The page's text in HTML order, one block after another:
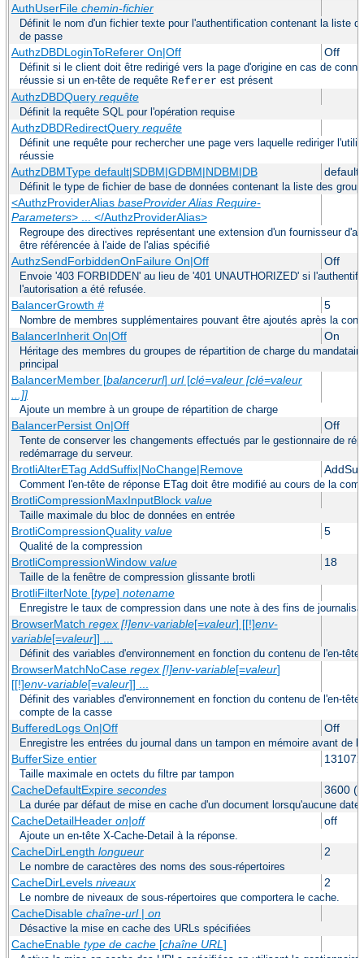
AuthUserFile chemin-fichier
Définit le nom d'un fichier texte pour l'authentification contenant la liste
de passe
AuthzDBDLoginToReferer On|Off Off
Définit si le client doit être redirigé vers la page d'origine en cas de
réussie si un en-tête de requête Referer est présent
AuthzDBDQuery requête
Définit la requête SQL pour l'opération requise
AuthzDBDRedirectQuery requête
Définit une requête pour rechercher une page vers laquelle rediriger
réussie
AuthzDBMType default|SDBM|GDBM|NDBM|DB default
Définit le type de fichier de base de données contenant la liste des
<AuthzProviderAlias baseProvider Alias Require-
Parameters> ... </AuthzProviderAlias>
Regroupe des directives représentant une extension d'un fournisseur
être référencée à l'aide de l'alias spécifié
AuthzSendForbiddenOnFailure On|Off Off
Envoie '403 FORBIDDEN' au lieu de '401 UNAUTHORIZED' si
l'autorisation a été refusée.
BalancerGrowth # 5
Nombre de membres supplémentaires pouvant être ajoutés après la
BalancerInherit On|Off On
Héritage des membres du groupes de répartition de charge du
principal
BalancerMember [balancerurl] url[clé=valeur [clé=valeur
...]]
Ajoute un membre à un groupe de répartition de charge
BalancerPersist On|Off Off
Tente de conserver les changements effectués par le gestionnaire de
redémarrage du serveur.
BrotliAlterETag AddSuffix|NoChange|Remove
Comment l'en-tête de réponse ETag doit être modifié au cours de la
BrotliCompressionMaxInputBlock value
Taille maximale du bloc de données en entrée
BrotliCompressionQuality value 5
Qualité de la compression
BrotliCompressionWindow value 18
Taille de la fenêtre de compression glissante brotli
BrotliFilterNote [type] notename
Enregistre le taux de compression dans une note à des fins de
BrowserMatch regex [!]env-variable[=valeur] [[!]env-
variable[=valeur]] ...
Définit des variables d'environnement en fonction du contenu de l'en-
BrowserMatchNoCase regex [!]env-variable[=valeur]
[[!]env-variable[=valeur]] ...
Définit des variables d'environnement en fonction du contenu de l'en-
compte de la casse
BufferedLogs On|Off Off
Enregistre les entrées du journal dans un tampon en mémoire avant de
BufferSize entier 131072
Taille maximale en octets du filtre par tampon
CacheDefaultExpire secondes 3600
La durée par défaut de mise en cache d'un document lorsqu'aucune
CacheDetailHeader on|off off
Ajoute un en-tête X-Cache-Detail à la réponse.
CacheDirLength longueur 2
Le nombre de caractères des noms des sous-répertoires
CacheDirLevels niveaux 2
Le nombre de niveaux de sous-répertoires que comportera le cache.
CacheDisable chaîne-url| on
Désactive la mise en cache des URLs spécifiées
CacheEnable type de cache[chaîne URL ]